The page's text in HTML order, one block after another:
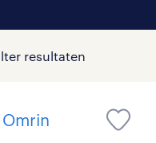
resultaten